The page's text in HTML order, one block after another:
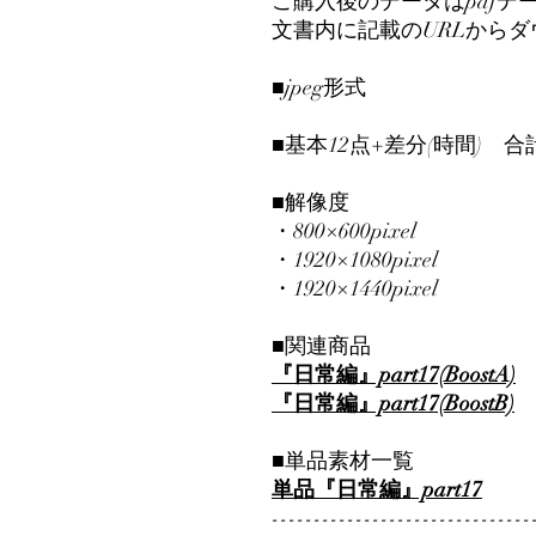
文書内に記載のURLから
■jpeg形式
■基本12点+差分(時間) 合
■解像度
・800×600pixel
・1920×1080pixel
・1920×1440pixel
■関連商品
『日常編』part17(BoostA)
『日常編』part17(BoostB)
■単品素材一覧
単品『日常編』part17